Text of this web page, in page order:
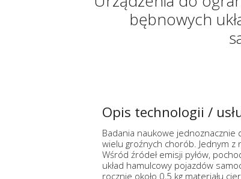
bębnowych
Opis technologii /
Badania naukowe jednoznacznie
wielu groźnych chorób. Jednym z
Wśród źródeł emisji pyłów,
układ hamulcowy pojazdów
rocznie około 0,5 kg materiału